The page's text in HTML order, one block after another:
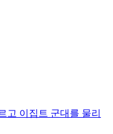
고 이집트 군대를 물리